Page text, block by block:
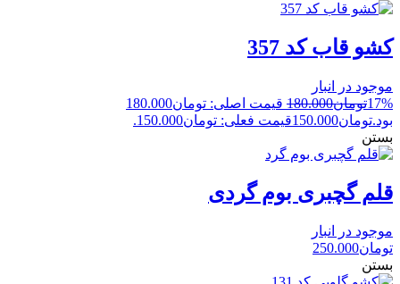
کشو قاب کد 357
موجود در انبار
17%تومان180.000
قیمت اصلی: تومان180.000
بود.تومان150.000قیمت فعلی: تومان150.000.
بستن
قلم گچبری بوم گردی
موجود در انبار
تومان250.000
بستن